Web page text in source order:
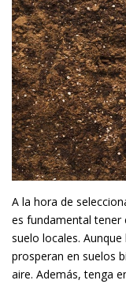
A la hora de
es fundamental tener
suelo locales.
prosperan en suelos
aire. Además, tenga